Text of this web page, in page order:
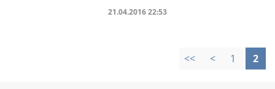
21.04.2016 22:53
<< < 1 2